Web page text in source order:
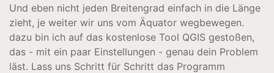
Und eben nicht jeden Breitengrad einfach in die Länge
zieht, je weiter wir uns vom Äquator wegbewegen.
dazu bin ich auf das kostenlose Tool QGIS gestoßen,
das - mit ein paar Einstellungen - genau dein Problem
läst. Lass uns Schritt für Schritt das Programm